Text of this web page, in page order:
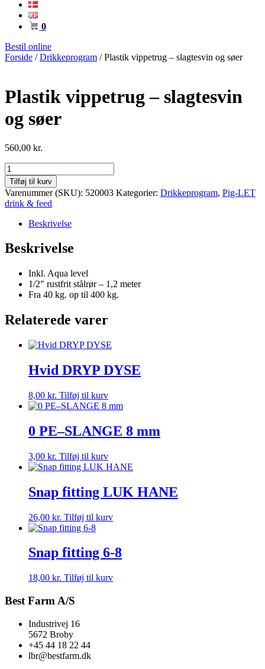
0
Bestil online
Forside /Drikkeprogram / Plastik vippetrug – slagtesvin og søer
Plastik vippetrug – slagtesvin
og søer
560,00 kr.
Plastik
vippetrug
-
slagtesvin
og
søer
Tilføj til kurv
Varenummer (SKU): 520003 Kategorier: Drikkeprogram, Pig-LET
drink & feed
Beskrivelse
Beskrivelse
Inkl. Aqua level
1/2″ rustfrit stålrør – 1,2 meter
Fra 40 kg. op til 400 kg.
Relaterede varer
Hvid DRYP DYSE
8,00 kr. Tilføj til kurv
0 PE–SLANGE 8 mm
3,00 kr. Tilføj til kurv
Snap fitting LUK HANE
26,00 kr. Tilføj til kurv
Snap fitting 6-8
18,00 kr. Tilføj til kurv
Best Farm A/S
Industrivej 16
5672 Broby
+45 44 18 22 44
lbr@bestfarm.dk